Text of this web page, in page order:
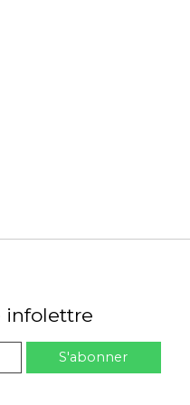
infolettre
S'abonner